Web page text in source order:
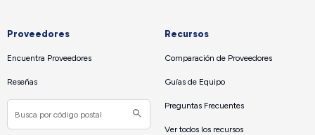
Proveedores
Encuentra Proveedores
Reseñas
Recursos
Comparación de Proveedores
Guías de Equipo
Preguntas Frecuentes
Ver todos los recursos